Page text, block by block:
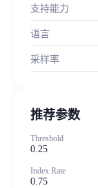
支持能力
语言
采样率
推荐参数
Threshold
0.25
Index Rate
0.75